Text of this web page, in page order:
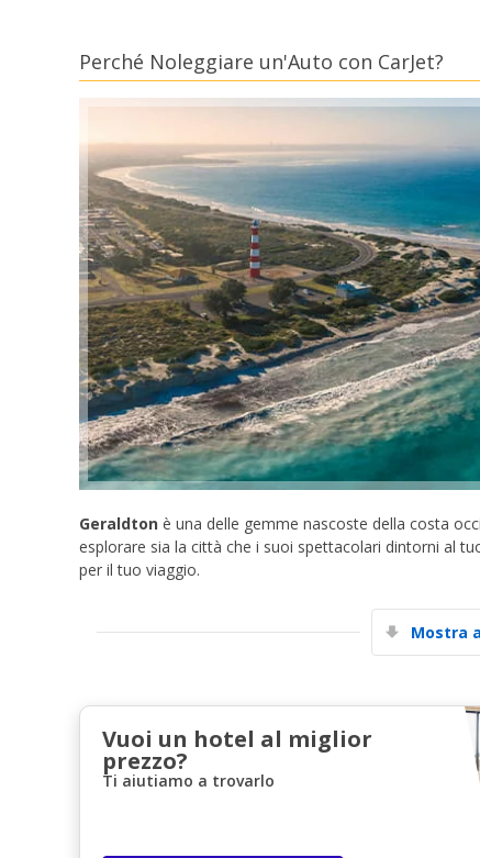
Perché Noleggiare un'Auto con CarJet?
Geraldton è una delle gemme nascoste della costa
esplorare sia la città che i suoi spettacolari dintorni al
per il tuo viaggio.
Mostra
Vuoi un hotel al miglior
prezzo?
Ti aiutiamo a trovarlo